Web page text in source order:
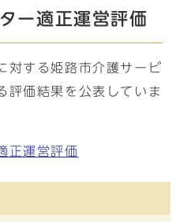
ー適正運営評価
対する姫路市介護サービ
評価結果を公表していま
正運営評価